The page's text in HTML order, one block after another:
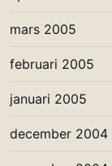
mars 2005
februari 2005
januari 2005
december 2004